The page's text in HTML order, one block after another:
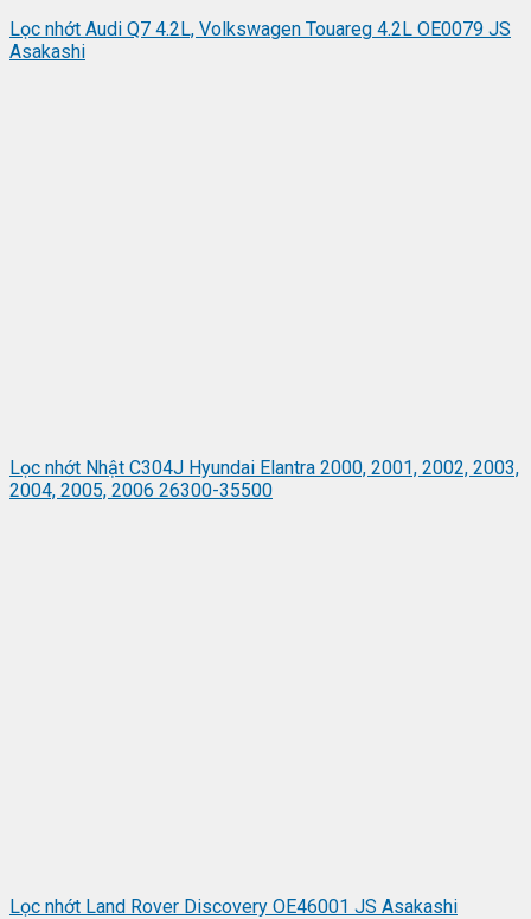
Lọc nhớt Audi Q7 4.2L, Volkswagen Touareg 4.2L OE0079 JS
Asakashi
Lọc nhớt Nhật C304J Hyundai Elantra 2000, 2001, 2002, 2003,
2004, 2005, 2006 26300-35500
Lọc nhớt Land Rover Discovery OE46001 JS Asakashi